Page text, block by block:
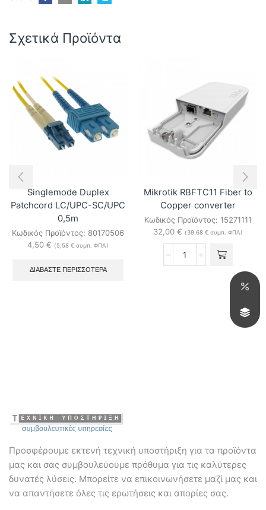
Σχετικά Προϊόντα
Singlemode Duplex
Patchcord LC/UPC-SC/UPC
0,5m
Κωδικός Προϊόντος: 80170506
4,50 € (5,58 € συμπ. ΦΠΑ)
ΔΙΑΒΆΣΤΕ ΠΕΡΙΣΣΌΤΕΡΑ
Mikrotik RBFTC11 Fiber to
Copper converter
Κωδικός Προϊόντος: 15271111
32,00 € (39,68 € συμπ. ΦΠΑ)
Mikrotik
Προσφέρουμε εκτενή τεχνική υποστήριξη για τα προϊόντα
μας και σας συμβουλεύουμε πρόθυμα για τις καλύτερες
δυνατές λύσεις. Mπορείτε να επικοινωνήσετε μαζί μας και
να απαντήσετε όλες τις ερωτήσεις και απορίες σας.